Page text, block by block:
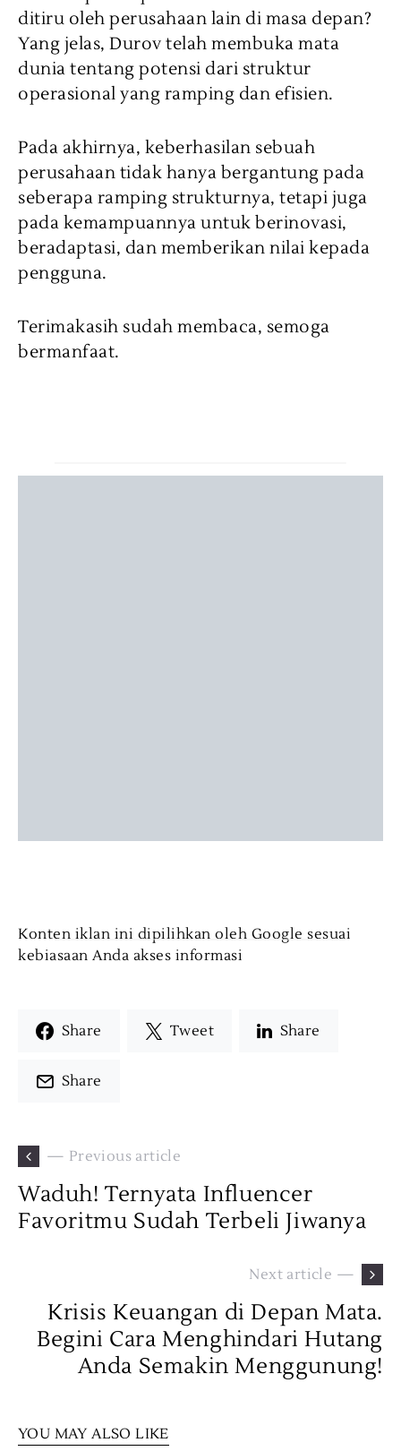
ditiru oleh perusahaan lain di masa depan?
Yang jelas, Durov telah membuka mata
dunia tentang potensi dari struktur
operasional yang ramping dan efisien.
Pada akhirnya, keberhasilan sebuah
perusahaan tidak hanya bergantung pada
seberapa ramping strukturnya, tetapi juga
pada kemampuannya untuk berinovasi,
beradaptasi, dan memberikan nilai kepada
pengguna.
Terimakasih sudah membaca, semoga
bermanfaat.
Konten iklan ini dipilihkan oleh Google sesuai
kebiasaan Anda akses informasi
Share Tweet Share
Share
— Previous article
Waduh! Ternyata Influencer
Favoritmu Sudah Terbeli Jiwanya
Next article —
Krisis Keuangan di Depan Mata.
Begini Cara Menghindari Hutang
Anda Semakin Menggunung!
YOU MAY ALSO LIKE